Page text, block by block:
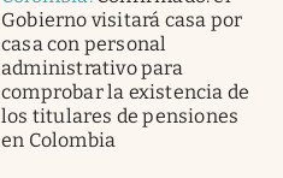
Gobierno visitará casa por
casa con personal
administrativo para
comprobar la existencia de
los titulares de pensiones
en Colombia